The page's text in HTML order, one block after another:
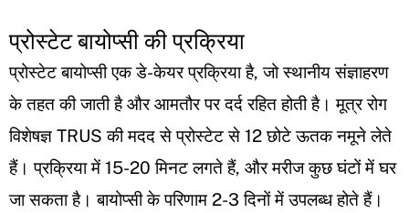
प्रोस्टेट बायोप्सी की प्रक्रिया
प्रोस्टेट बायोप्सी एक डे-केयर प्रक्रिया है, जो स्थानीय संज्ञाहरण
के तहत की जाती है और आमतौर पर दर्द रहित होती है। मूत्र रोग
विशेषज्ञ TRUS की मदद से प्रोस्टेट से 12 छोटे ऊतक नमूने लेते
हैं। प्रक्रिया में 15-20 मिनट लगते हैं, और मरीज कुछ घंटों में घर
जा सकता है। बायोप्सी के परिणाम 2-3 दिनों में उपलब्ध होते हैं।